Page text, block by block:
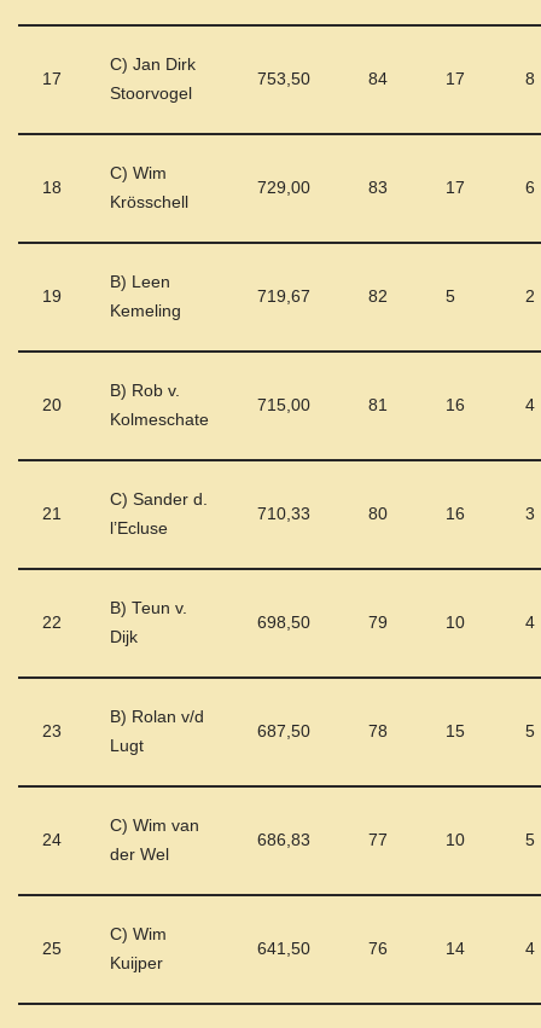
17
C) Jan Dirk
Stoorvogel
753,50 84 17 8
18
C) Wim
Krösschell
729,00 83 17 6
19
B) Leen
Kemeling
719,67 82 5 2
20
B) Rob v.
Kolmeschate
715,00 81 16 4
21
C) Sander d.
l’Ecluse
710,33 80 16 3
22
B) Teun v.
Dijk
698,50 79 10 4
23
B) Rolan v/d
Lugt
687,50 78 15 5
24
C) Wim van
der Wel
686,83 77 10 5
25
C) Wim
Kuijper
641,50 76 14 4